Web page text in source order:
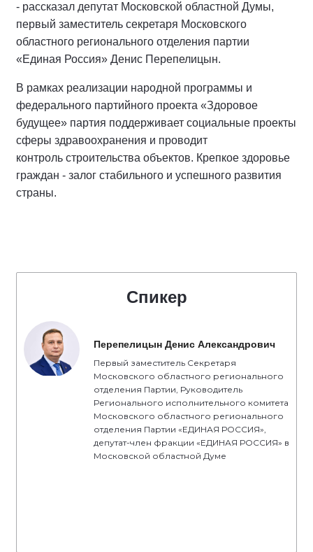
- рассказал депутат Московской областной Думы,
первый заместитель секретаря Московского
областного регионального отделения партии
«Единая Россия» Денис Перепелицын.
В рамках реализации народной программы и
федерального партийного проекта «Здоровое
будущее» партия поддерживает социальные проекты
сферы здравоохранения и проводит
контроль строительства объектов. Крепкое здоровье
граждан - залог стабильного и успешного развития
страны.
Спикер
Перепелицын Денис Александрович
Первый заместитель Секретаря
Московского областного регионального
отделения Партии, Руководитель
Регионального исполнительного комитета
Московского областного регионального
отделения Партии «ЕДИНАЯ РОССИЯ»,
депутат-член фракции «ЕДИНАЯ РОССИЯ» в
Московской областной Думе